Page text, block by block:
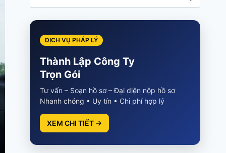
kiếm
cho:
DỊCH VỤ PHÁP LÝ
Thành Lập Công Ty
Trọn Gói
Tư vấn – Soạn hồ sơ – Đại diện nộp hồ sơ
Nhanh chóng • Uy tín • Chi phí hợp lý
XEM CHI TIẾT →